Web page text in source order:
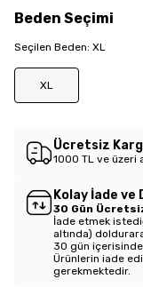
Beden Seçimi
Seçilen Beden: XL
XL
Ücretsiz
1000 TL ve üzeri
Kolay İade ve
30 Gün
İade etmek
altında)
30 gün
Ürünlerin iade
gerekmektedir.